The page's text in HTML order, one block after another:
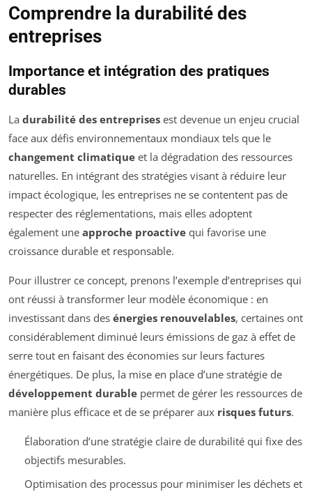
Comprendre la durabilité des
entreprises
Importance et intégration des pratiques
durables
La durabilité des entreprises est devenue un enjeu crucial
face aux défis environnementaux mondiaux tels que le
changement climatique et la dégradation des ressources
naturelles. En intégrant des stratégies visant à réduire leur
impact écologique, les entreprises ne se contentent pas de
respecter des réglementations, mais elles adoptent
également une approche proactive qui favorise une
croissance durable et responsable.
Pour illustrer ce concept, prenons l’exemple d’entreprises qui
ont réussi à transformer leur modèle économique : en
investissant dans des énergies renouvelables, certaines ont
considérablement diminué leurs émissions de gaz à effet de
serre tout en faisant des économies sur leurs factures
énergétiques. De plus, la mise en place d’une stratégie de
développement durable permet de gérer les ressources de
manière plus efficace et de se préparer aux risques futurs.
Élaboration d’une stratégie claire de durabilité qui fixe des
objectifs mesurables.
Optimisation des processus pour minimiser les déchets et